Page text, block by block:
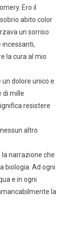
Ero il
abito color
un sorriso
incessanti,
la cura al mio
dolore unico e
di mille
resistere
altro
narrazione che
biologia. Ad ogni
e in ogni
la